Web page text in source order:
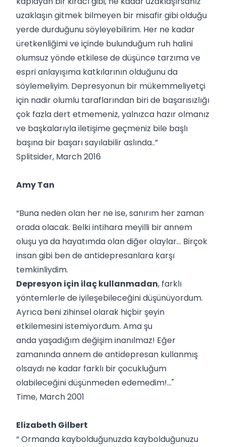
uzaklaşın gitmek bilmeyen bir misafir gibi olduğu
yerde durduğunu söyleyebilirim. Her ne kadar
üretkenliğimi ve içinde bulunduğum ruh halini
olumsuz yönde etkilese de düşünce tarzıma ve
espri anlayışıma katkılarının olduğunu da
söylemeliyim. Depresyonun bir mükemmeliyetçi
için nadir olumlu taraflarından biri de başarısızlığı
çok fazla dert etmemeniz, yalnızca hazır olmanız
ve başkalarıyla iletişime geçmeniz bile başlı
başına bir başarı sayılabilir aslında..”
Splitsider, March 2016
Amy Tan
“Buna neden olan her ne ise, sanırım her zaman
orada olacak. Belki intihara meyilli bir annem
oluşu ya da hayatımda olan diğer olaylar… Birçok
insan gibi ben de antidepresanlara karşı
temkinliydim.
Depresyon için ilaç kullanmadan, farklı
yöntemlerle de iyileşebileceğini düşünüyordum.
Ayrıca beni zihinsel olarak hiçbir şeyin
etkilemesini istemiyordum. Ama şu
anda yaşadığım değişim inanılmaz! Eğer
zamanında annem de antidepresan kullanmış
olsaydı ne kadar farklı bir çocukluğum
olabileceğini düşünmeden edemedim!..."
Time, March 2001
Elizabeth Gilbert
“ Ormanda kaybolduğunuzda kaybolduğunuzu